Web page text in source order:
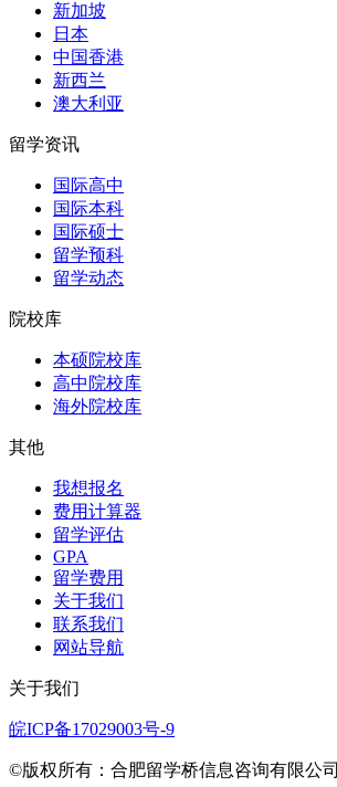
新加坡
日本
中国香港
新西兰
澳大利亚
留学资讯
国际高中
国际本科
国际硕士
留学预科
留学动态
院校库
本硕院校库
高中院校库
海外院校库
其他
我想报名
费用计算器
留学评估
GPA
留学费用
关于我们
联系我们
网站导航
关于我们
皖ICP备17029003号-9
©版权所有：合肥留学桥信息咨询有限公司